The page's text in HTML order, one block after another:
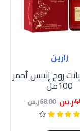
زارين
روج إنتنس أحمر
100مل
68.00ر.س